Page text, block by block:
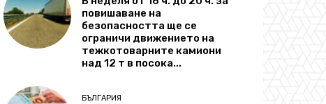
повишаване на
безопасността ще се
ограничи движението на
тежкотоварните камиони
над 12 т в посока...
БЪЛГАРИЯ